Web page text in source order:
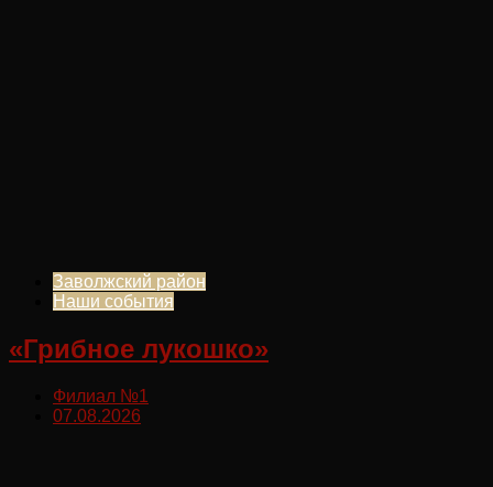
Заволжский район
Наши события
«Грибное лукошко»
Филиал №1
07.08.2026